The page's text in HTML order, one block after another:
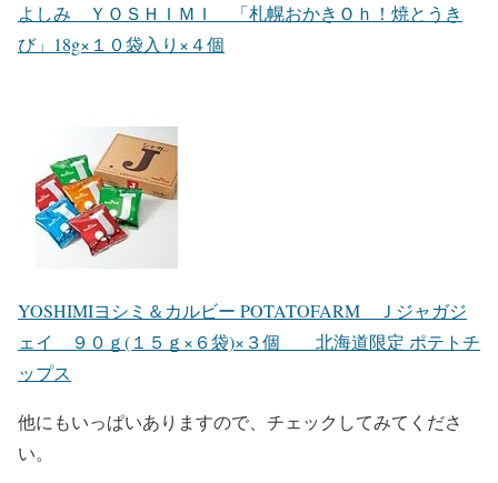
よしみ ＹＯＳＨＩＭＩ 「札幌おかきＯｈ！焼とうき
び」18g×１０袋入り×４個
YOSHIMIヨシミ＆カルビー POTATOFARM Ｊジャガジ
ェイ ９０ｇ(１５ｇ×６袋)×３個 北海道限定 ポテトチ
ップス
他にもいっぱいありますので、チェックしてみてくださ
い。